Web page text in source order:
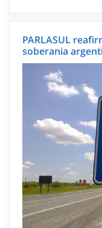
PARLASUL
soberania